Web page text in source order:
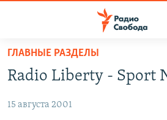
упрощенного
доступа
ПРОГРАММЫ
АВТОРСКИЕ ПРОЕКТЫ
ГЛАВНЫЕ РАЗДЕЛЫ
Radio Liberty - Sport
15 августа 2001